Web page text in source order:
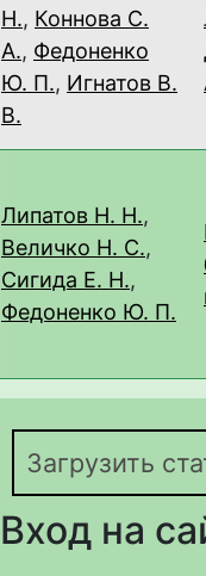
Н., Коннова С.
А., Федоненко
Ю. П., Игнатов В.
В.
Липатов Н. Н.,
Величко Н. С.,
Сигида Е. Н.,
Федоненко Ю. П.
Загрузить
Вход на